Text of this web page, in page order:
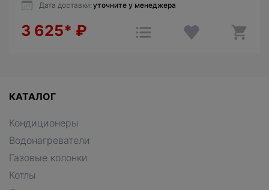
Дата доставки: уточните у менеджера
3 625* ₽
КАТАЛОГ
Кондиционеры
Водонагреватели
Газовые колонки
Котлы